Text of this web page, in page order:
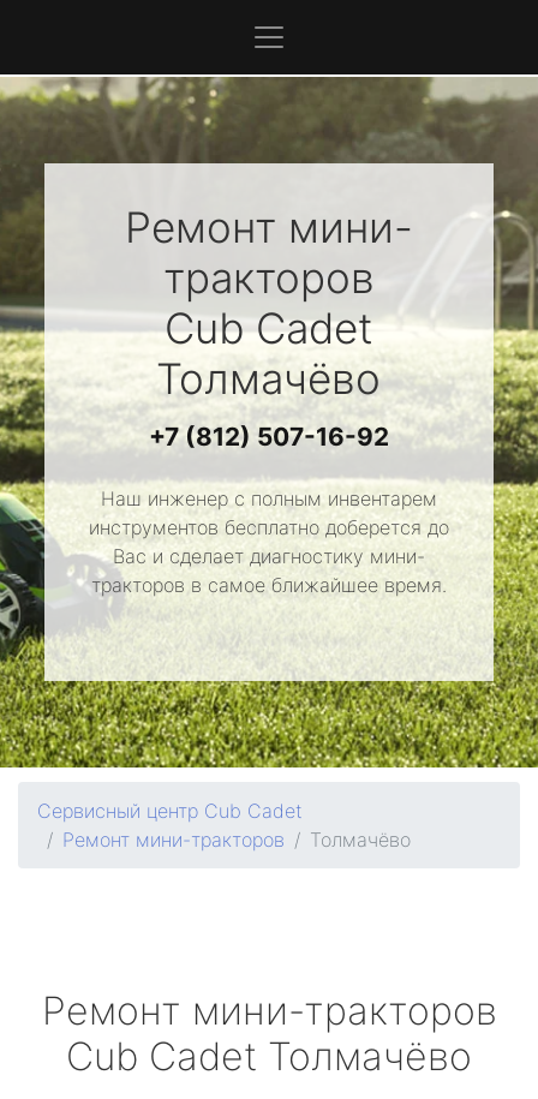
Ремонт мини-
тракторов
Cub Cadet
Толмачёво
+7 (812) 507-16-92
Наш инженер с полным инвентарем
инструментов бесплатно доберется до
Вас и сделает диагностику мини-
тракторов в самое ближайшее время.
Сервисный центр Cub Cadet
Ремонт мини-тракторов
Толмачёво
Ремонт мини-тракторов
Cub Cadet Толмачёво